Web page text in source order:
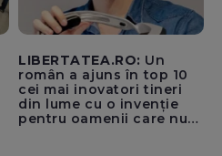
LIBERTATEA.RO: Un
român a ajuns în top 10
cei mai inovatori tineri
din lume cu o invenție
pentru oamenii care nu